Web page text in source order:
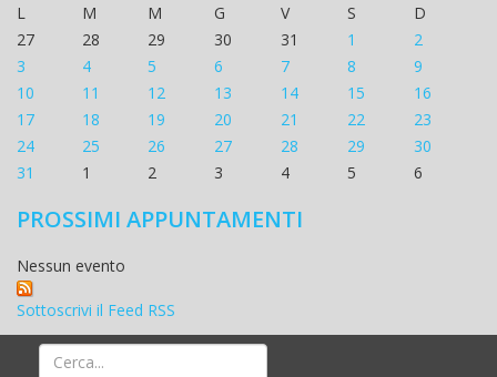
L
M M G V S
D
27
28 29 30 31 1
2
3
4 5 6 7 8
9
10
11 12 13 14 15
16
17
18 19 20 21 22
23
24
25 26 27 28 29
30
31
1 2 3 4 5 6
PROSSIMI APPUNTAMENTI
Nessun evento
Sottoscrivi il Feed RSS